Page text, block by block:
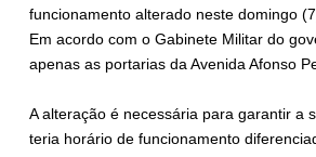
funcionamento alterado neste domingo
Em acordo com o Gabinete Militar do
apenas as portarias da Avenida Afonso
A alteração é necessária para garantir a
teria horário de funcionamento